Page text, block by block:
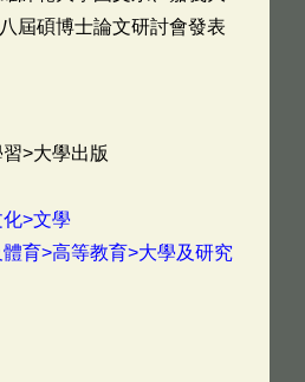
屆碩博士論文研討會發表
>大學出版
>文學
育>高等教育>大學及研究